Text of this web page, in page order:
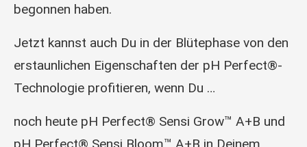
begonnen haben.
Jetzt kannst auch Du in der Blütephase von den
erstaunlichen Eigenschaften der pH Perfect®-
Technologie profitieren, wenn Du …
noch heute pH Perfect® Sensi Grow™ A+B und
pH Perfect® Sensi Bloom™ A+B in Deinem